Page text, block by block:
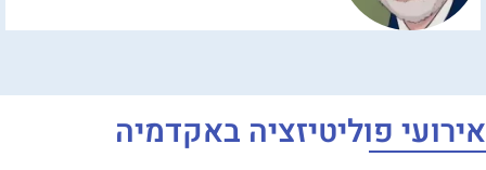
אירועי פוליטיזציה באקדמיה